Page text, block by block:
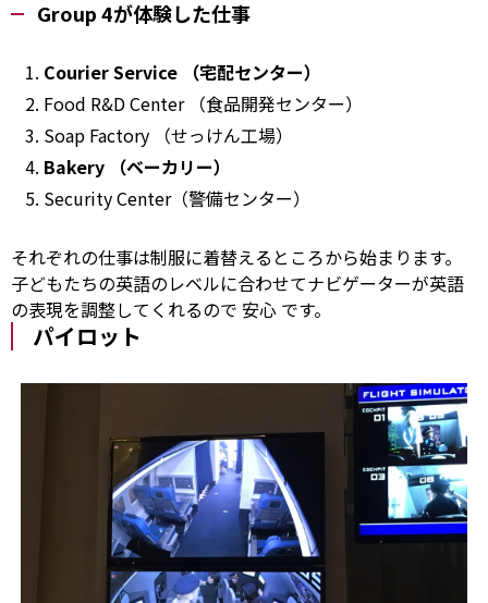
Group 4が体験した仕事
CourierService （宅配センター）
Food R&D Center （食品開発センター）
Soap Factory （せっけん工場）
Bakery （ベーカリー）
Security Center（警備センター）
それぞれの仕事は制服に着替えるところから始まります。
子どもたちの英語のレベルに合わせてナビゲーターが英語
の表現を調整してくれるので 安心 です。
パイロット